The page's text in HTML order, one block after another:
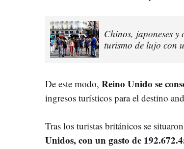
Chinos, japoneses
turismo de lujo con
De este modo, Reino Unido se
ingresos turísticos para el destino
Tras los turistas británicos se
Unidos, con un gasto de